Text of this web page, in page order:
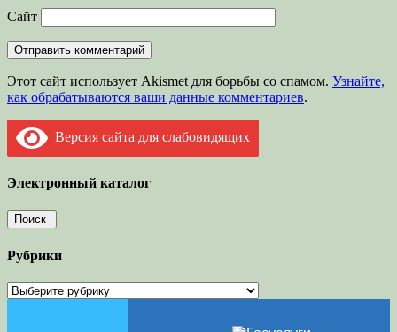
Сайт
Этот сайт использует Akismet для борьбы со спамом. Узнайте,
как обрабатываются ваши данные комментариев.
Версия сайта для слабовидящих
Электронный каталог
Рубрики
Рубрики